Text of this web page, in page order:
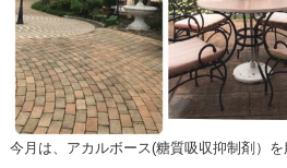
今月は、アカルボース(糖質吸収抑制剤）